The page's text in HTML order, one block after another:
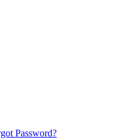
Password?